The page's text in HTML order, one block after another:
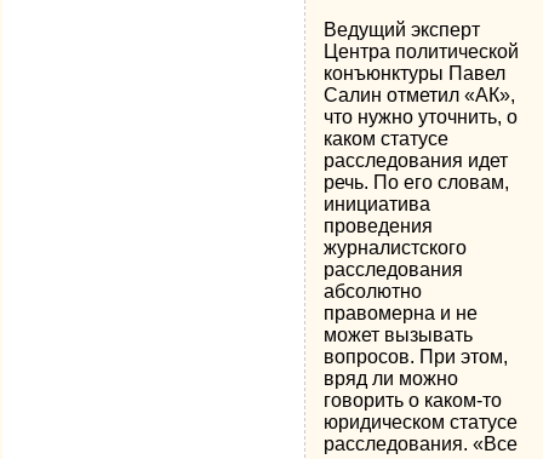
Ведущий эксперт
Центра политической
конъюнктуры Павел
Салин отметил «АК»,
что нужно уточнить, о
каком статусе
расследования идет
речь. По его словам,
инициатива
проведения
журналистского
расследования
абсолютно
правомерна и не
может вызывать
вопросов. При этом,
вряд ли можно
говорить о каком-то
юридическом статусе
расследования. «Все